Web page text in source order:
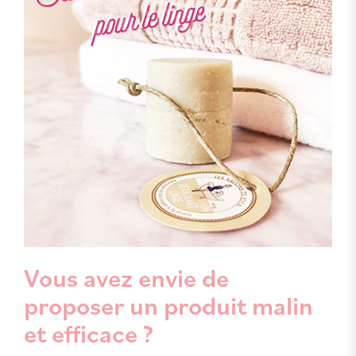
Vous avez envie de
proposer un produit malin
et efficace ?